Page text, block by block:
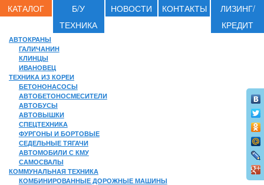
КАТАЛОГ
Б/У
ТЕХНИКА
НОВОСТИ КОНТАКТЫ
ЛИЗИНГ/
КРЕДИТ
АВТОКРАНЫ
ГАЛИЧАНИН
КЛИНЦЫ
ИВАНОВЕЦ
ТЕХНИКА ИЗ КОРЕИ
БЕТОНОНАСОСЫ
АВТОБЕТОНОСМЕСИТЕЛИ
АВТОБУСЫ
АВТОВЫШКИ
СПЕЦТЕХНИКА
ФУРГОНЫ И БОРТОВЫЕ
СЕДЕЛЬНЫЕ ТЯГАЧИ
АВТОМОБИЛИ С КМУ
САМОСВАЛЫ
КОММУНАЛЬНАЯ ТЕХНИКА
КОМБИНИРОВАННЫЕ ДОРОЖНЫЕ МАШИНЫ